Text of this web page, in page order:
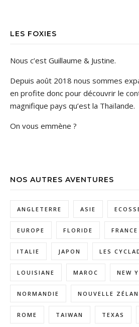
LES FOXIES
Nous c’est Guillaume & Justine.
Depuis août 2018 nous sommes
en profite donc pour découvrir le
magnifique pays qu’est la Thaïlande.
On vous emmène ?
NOS AUTRES AVENTURES
ANGLETERRE ASIE
EUROPE FLORIDE FRANCE
ITALIE JAPON LES
LOUISIANE MAROC NEW
NORMANDIE NOUVELLE
ROME TAIWAN TEXAS